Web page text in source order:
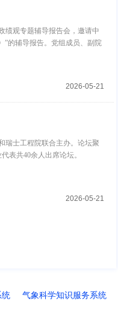
绩观专题辅导报告会，邀请中
”的辅导报告。党组成员、副院
2026-05-21
瑞士工程院联合主办。论坛聚
表共40余人出席论坛。
2026-05-21
统 气象科学知识服务系统